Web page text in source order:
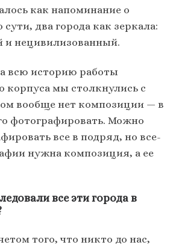
как напоминание о
два города как зеркала:
и нецивилизованный.
всю историю работы
корпуса мы столкнулись с
вообще нет композиции — в
фотографировать. Можно
все в подряд, но все-
нужна композиция, а ее
все эти города в
того, что никто до нас,